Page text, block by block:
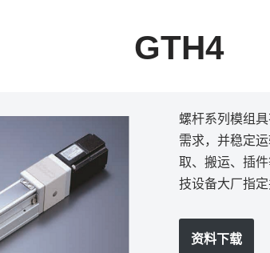
GTH4
螺杆系列模组
需求，并稳定
取、搬运、插
技设备大厂指
资料下载